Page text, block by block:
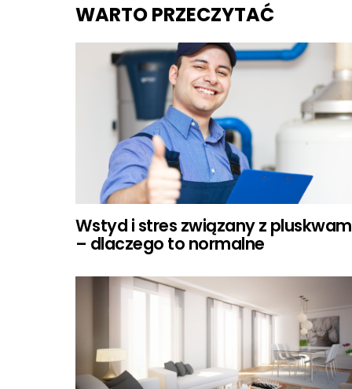
WARTO PRZECZYTAĆ
Wstyd i stres związany z
– dlaczego to normalne